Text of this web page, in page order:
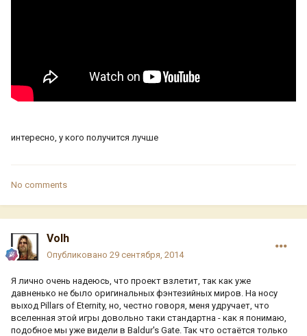
интересно, у кого получится лучше
No comments
Volh
Опубликовано 29 сентября, 2014
Я лично очень надеюсь, что проект взлетит, так как уже
давненько не было оригинальных фэнтезийных миров. На носу
выход Pillars of Eternity, но, честно говоря, меня удручает, что
вселенная этой игры довольно таки стандартна - как я понимаю,
подобное мы уже видели в Baldur's Gate. Так что остаётся только